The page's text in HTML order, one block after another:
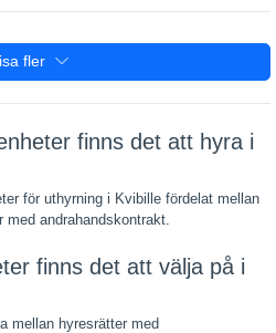
fler
finns det att hyra i
för uthyrning i Kvibille fördelat mellan
andrahandskontrakt.
finns det att välja på i
mellan hyresrätter med